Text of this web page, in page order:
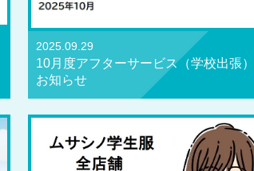
2025.09.29
10月度アフターサービス（学校出張
お知らせ